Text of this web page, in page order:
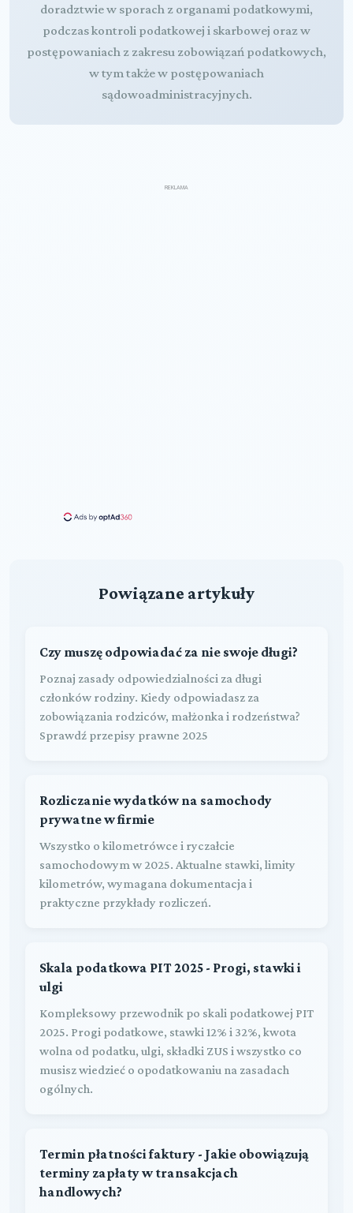
doradztwie w sporach z organami podatkowymi,
podczas kontroli podatkowej i skarbowej oraz w
postępowaniach z zakresu zobowiązań podatkowych,
w tym także w postępowaniach
sądowoadministracyjnych.
REKLAMA
Powiązane artykuły
Czy muszę odpowiadać za nie swoje długi?
Poznaj zasady odpowiedzialności za długi
członków rodziny. Kiedy odpowiadasz za
zobowiązania rodziców, małżonka i rodzeństwa?
Sprawdź przepisy prawne 2025
Rozliczanie wydatków na samochody
prywatne w firmie
Wszystko o kilometrówce i ryczałcie
samochodowym w 2025. Aktualne stawki, limity
kilometrów, wymagana dokumentacja i
praktyczne przykłady rozliczeń.
Skala podatkowa PIT 2025 - Progi, stawki i
ulgi
Kompleksowy przewodnik po skali podatkowej PIT
2025. Progi podatkowe, stawki 12% i 32%, kwota
wolna od podatku, ulgi, składki ZUS i wszystko co
musisz wiedzieć o opodatkowaniu na zasadach
ogólnych.
Termin płatności faktury - Jakie obowiązują
terminy zapłaty w transakcjach
handlowych?